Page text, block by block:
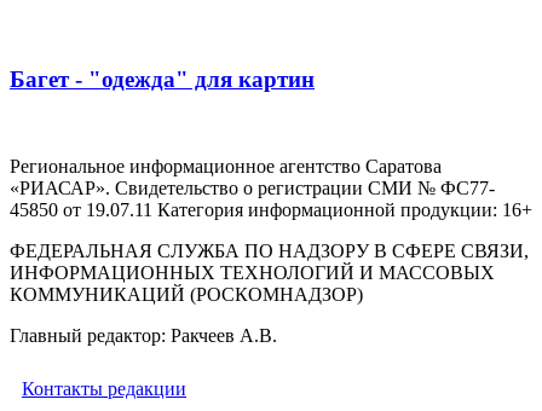
Багет - "одежда" для картин
Региональное информационное агентство Саратова
«РИАСАР». Свидетельство о регистрации СМИ № ФС77-
45850 от 19.07.11 Категория информационной продукции: 16+
ФЕДЕРАЛЬНАЯ СЛУЖБА ПО НАДЗОРУ В СФЕРЕ СВЯЗИ,
ИНФОРМАЦИОННЫХ ТЕХНОЛОГИЙ И МАССОВЫХ
КОММУНИКАЦИЙ (РОСКОМНАДЗОР)
Главный редактор: Ракчеев А.В.
Контакты редакции